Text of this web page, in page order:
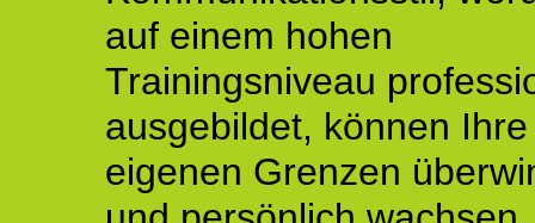
auf einem hohen
Trainingsniveau
ausgebildet, können Ihre
eigenen Grenzen